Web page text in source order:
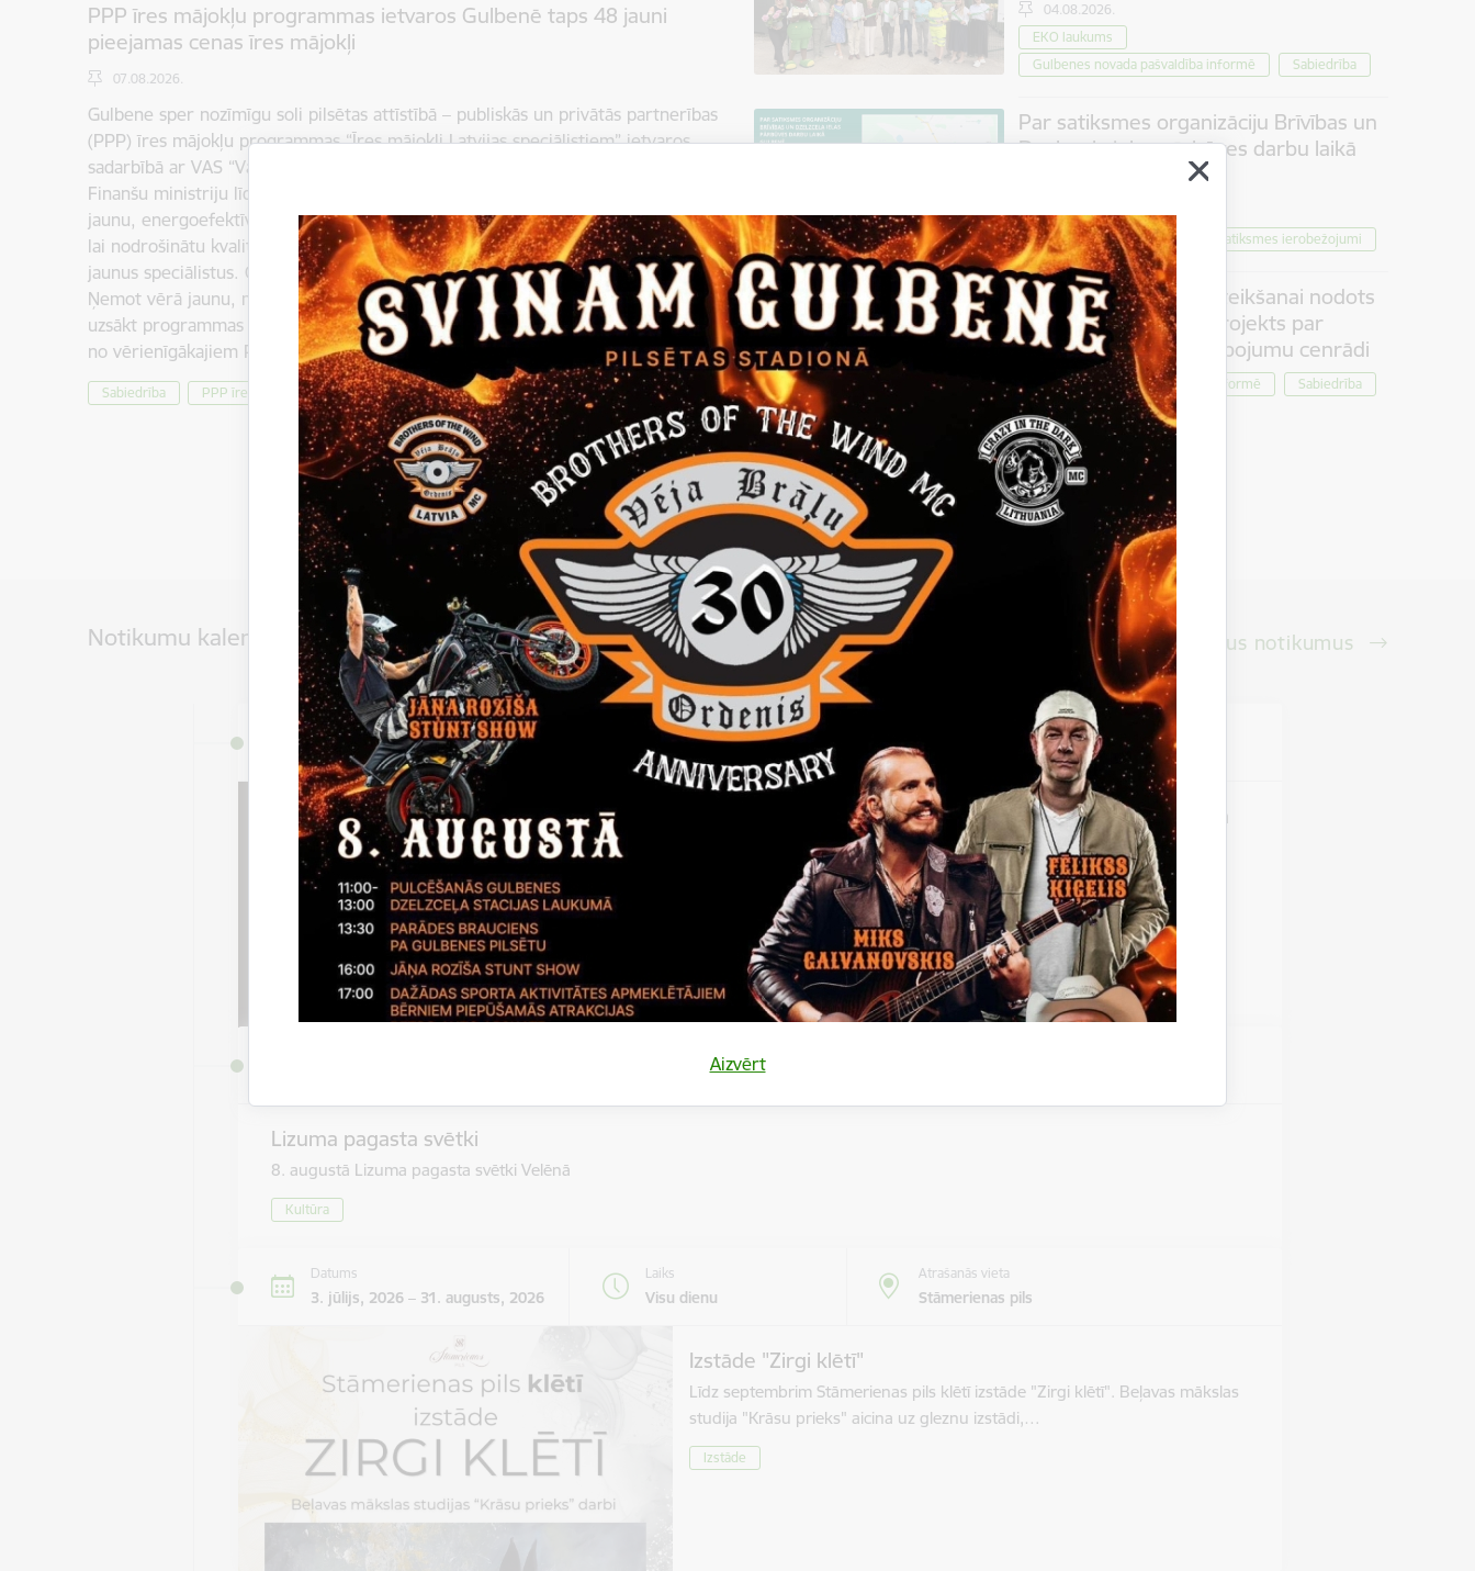
Aizvērt
PPP īres mājokļu programmas ietvaros Gulbenē taps 48 jauni
pieejamas cenas īres mājokļi
07.08.2026.
Gulbene sper nozīmīgu soli pilsētas attīstībā – publiskās un privātās partnerības
(PPP) īres mājokļu programmas “Īres mājokļi Latvijas speciālistiem” ietvaros
sadarbībā ar VAS “Valsts nekustamie īpašumi” (VNĪ) un Latvijas Republikas
Finanšu ministriju līdz 2030. gadam Gulbenē, Malienas ielā 2 plānots izbūvēt
jaunu, energoefektīvu ēku ar 48 pieejamas cenas īres mājokļiem. Tie paredzēti,
lai nodrošinātu kvalitatīvu dzīves vidi jaunajām ģimenēm un piesaistītu pilsētai
jaunus speciālistus. Gulbenes pilsētas stāsts PPP mājokļu programmā skatāms:
Ņemot vērā jaunu, mūsdienīgu, kvalitatīvu dzīvokļu trūkumu, valdība nolēmusi
uzsākt programmas "Īres mājokļi profesionāļiem Latvijā" īstenošanu. Tas ir viens
no vērienīgākajiem PPP mājokļu attīstības…
Sabiedrība PPP īres mājokļu programma
04.08.2026.
EKO laukums
Gulbenes novada pašvaldība informē
Sabiedrība
Par satiksmes organizāciju Brīvības un
Dzelzceļa ielas pārbūves darbu laikā
Projekti
Sabiedrība Satiksmes ierobežojumi
Iedzīvotāju viedokļa izteikšanai nodots
saistošo noteikumu projekts par
tūrisma maksas pakalpojumu cenrādi
30.07.2026. Pašvaldība informē Sabiedrība
Visi jaunumi
Notikumu kalendārs Skatīt visus notikumus
Datums
8. augusts, 2026
Laiks
Visu dienu Gulbenes pilsētas stadions
8. augustā Gulbenē gaidāms vasaras jaudīgākais moto un
mūzikas notikums!
Adrenalīns, mūzika un īsta svētku atmosfēra visas dienas
garumā!PROGRAMMĀ: motociklu parāde pa Gulbeni; Jāņa Rozīša STUNT
SHOW – elpu…
Moto pasākums
Lizuma pagasta svētki
8. augustā Lizuma pagasta svētki Velēnā
Kultūra
Datums
3. jūlijs, 2026 – 31. augusts, 2026
Laiks
Visu dienu
Atrašanās vieta
Stāmerienas pils
Izstāde "Zirgi klētī"
Līdz septembrim Stāmerienas pils klētī izstāde "Zirgi klētī". Beļavas mākslas
studija "Krāsu prieks" aicina uz gleznu izstādi,…
Izstāde